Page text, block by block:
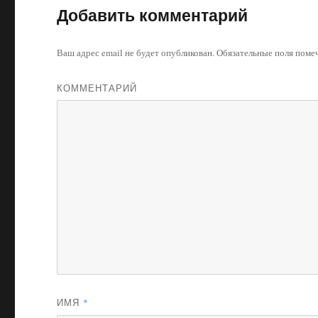
Добавить комментарий
Ваш адрес email не будет опубликован.Обязательные поля
КОММЕНТАРИЙ
ИМЯ *